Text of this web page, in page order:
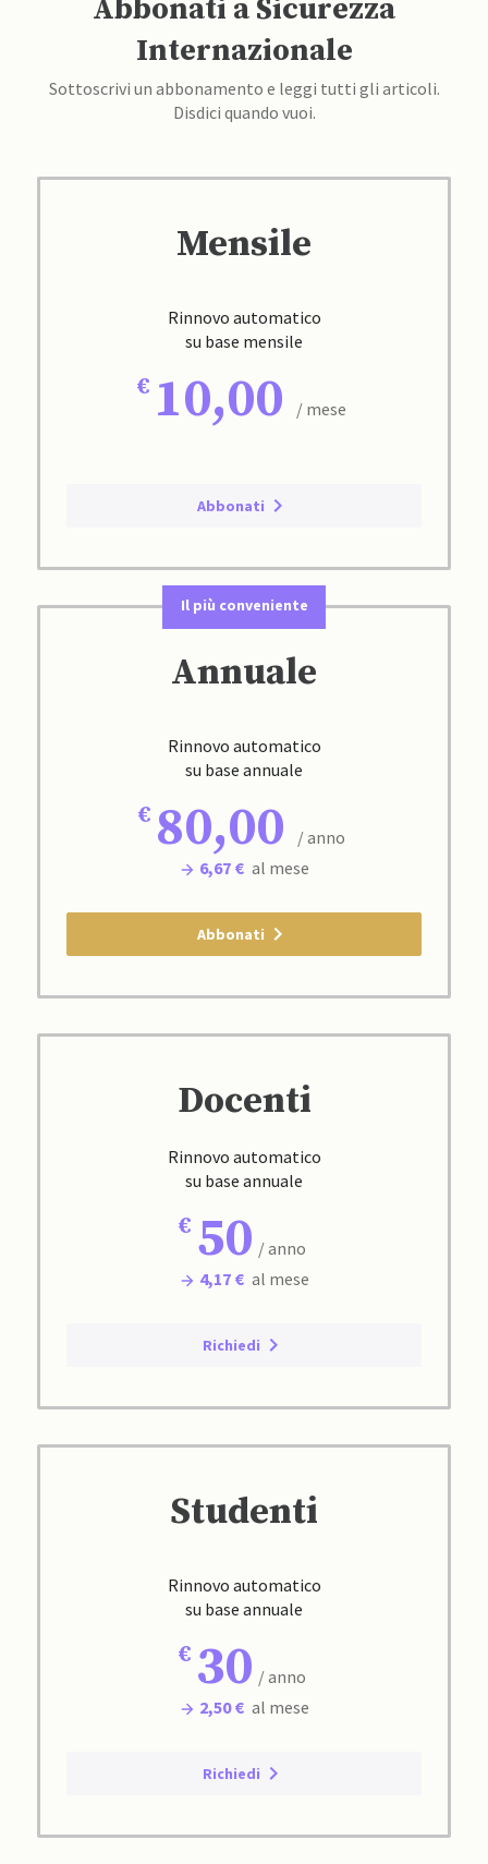
Abbonati a Sicurezza
Internazionale
Sottoscrivi un abbonamento e leggi tutti gli articoli.
Disdici quando vuoi.
Mensile
Rinnovo automatico
su base mensile
10,00 / mese
Abbonati
Il più conveniente
Annuale
Rinnovo automatico
su base annuale
80,00
/ anno
6,67 € al mese
Abbonati
Docenti
Rinnovo automatico
su base annuale
50 / anno
4,17 € al mese
Richiedi
Studenti
Rinnovo automatico
su base annuale
30 / anno
2,50 € al mese
Richiedi